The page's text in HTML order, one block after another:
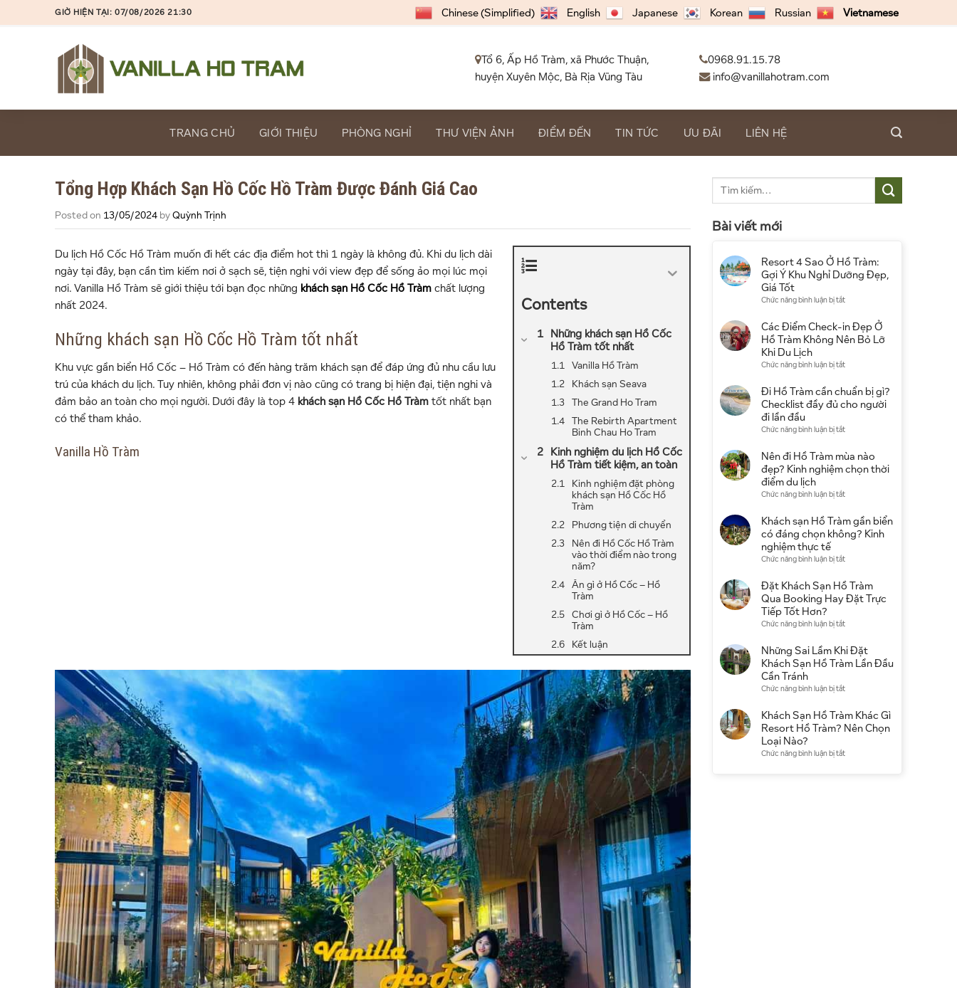
to
GIỜ HIỆN TẠI: 07/08/2026 21:30 Chinese (Simplified) English Japanese Korean Russian Vietnamese
Tổ 6, Ấp Hồ Tràm, xã Phước Thuận,
huyện Xuyên Mộc, Bà Rịa Vũng Tàu
0968.91.15.78
info@vanillahotram.com
TRANG CHỦ GIỚI THIỆU PHÒNG NGHỈ THƯ VIỆN ẢNH ĐIỂM ĐẾN TIN TỨC ƯU ĐÃI LIÊN HỆ
Tổng Hợp Khách Sạn Hồ Cốc Hồ Tràm Được Đánh Giá Cao
Posted on 13/05/2024 byQuỳnh Trịnh
Contents
Những khách sạn Hồ Cốc
Hồ Tràm tốt nhất
Vanilla Hồ Tràm
Khách sạn Seava
The Grand Ho Tram
The Rebirth Apartment
Binh Chau Ho Tram
Kinh nghiệm du lịch Hồ Cốc
Hồ Tràm tiết kiệm, an toàn
Kinh nghiệm đặt phòng
khách sạn Hồ Cốc Hồ
Tràm
Phương tiện di chuyển
Nên đi Hồ Cốc Hồ Tràm
vào thời điểm nào trong
năm?
Ăn gì ở Hồ Cốc – Hồ
Tràm
Chơi gì ở Hồ Cốc – Hồ
Tràm
Kết luận
Du lịch Hồ Cốc Hồ Tràm muốn đi hết các địa điểm hot thì 1 ngày là không đủ. Khi du lịch dài
ngày tại đây, bạn cần tìm kiếm nơi ở sạch sẽ, tiện nghi với view đẹp để sống ảo mọi lúc mọi
nơi. Vanilla Hồ Tràm sẽ giới thiệu tới bạn đọc những khách sạn Hồ Cốc Hồ Tràm chất lượng
nhất 2024.
Những khách sạn Hồ Cốc Hồ Tràm tốt nhất
Khu vực gần biển Hồ Cốc – Hồ Tràm có đến hàng trăm khách sạn để đáp ứng đủ nhu cầu lưu
trú của khách du lịch. Tuy nhiên, không phải đơn vị nào cũng có trang bị hiện đại, tiện nghi và
đảm bảo an toàn cho mọi người. Dưới đây là top 4 khách sạn Hồ Cốc Hồ Tràm tốt nhất bạn
có thể tham khảo.
Vanilla Hồ Tràm
Bài viết mới
Resort 4 Sao Ở Hồ Tràm:
Gợi Ý Khu Nghỉ Dưỡng Đẹp,
Giá Tốt
Chức năng bình luận bị tắtở
4
Sao
Gợi
Ý
Khu
Dưỡng
Giá
Tốt
Các Điểm Check-in Đẹp Ở
Hồ Tràm Không Nên Bỏ Lỡ
Khi Du Lịch
Chức năng bình luận bị tắtở
Điểm
Check-
Tràm
Không
Bỏ
Khi
Du
Đi Hồ Tràm cần chuẩn bị gì?
Checklist đầy đủ cho người
đi lần đầu
Chức năng bình luận bị tắtở
Hồ
Tràm
Checklist
đầy
cho
đi
lần
Nên đi Hồ Tràm mùa nào
đẹp? Kinh nghiệm chọn thời
điểm du lịch
Chức năng bình luận bị tắtở
đi
Tràm
đẹp?
Kinh
nghiệm
thời
du
lịch
Khách sạn Hồ Tràm gần biển
có đáng chọn không? Kinh
nghiệm thực tế
Chức năng bình luận bị tắtở
sạn
Hồ
Tràm
đáng
chọn
Kinh
thực
tế
Đặt Khách Sạn Hồ Tràm
Qua Booking Hay Đặt Trực
Tiếp Tốt Hơn?
Chức năng bình luận bị tắtở
Khách
Sạn
Hay
Đặt
Tiếp
Những Sai Lầm Khi Đặt
Khách Sạn Hồ Tràm Lần Đầu
Cần Tránh
Chức năng bình luận bị tắtở
Sai
Lầm
Khách Sạn Hồ Tràm Khác Gì
Resort Hồ Tràm? Nên Chọn
Loại Nào?
Chức năng bình luận bị tắtở